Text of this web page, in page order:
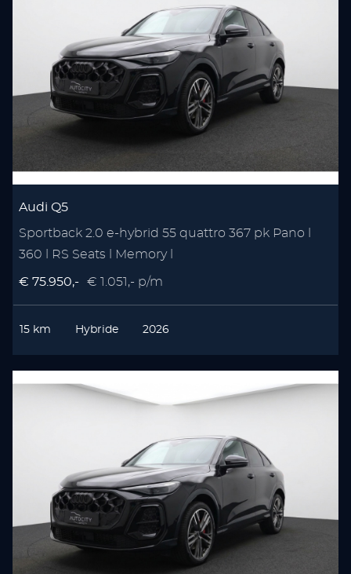
Audi Q5
Sportback 2.0 e-hybrid 55 quattro 367 pk Pano l
360 l RS Seats l Memory l
€ 75.950,- € 1.051,- p/m
15 km Hybride 2026